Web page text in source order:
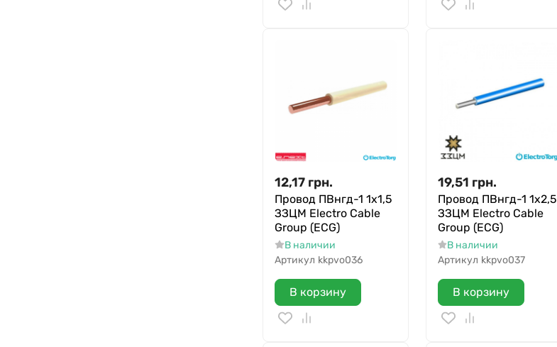
12,17 грн.
Провод ПВнгд-1 1х1,5
ЗЗЦМ Electro Cable
Group (ECG)
В наличии
Артикул kkpvo036
В корзину
19,51 грн.
Провод ПВнгд-1 1х2,5
ЗЗЦМ Electro Cable
Group (ECG)
В наличии
Артикул kkpvo037
В корзину